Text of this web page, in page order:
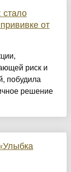
стало
от
риск и
побудила
решение